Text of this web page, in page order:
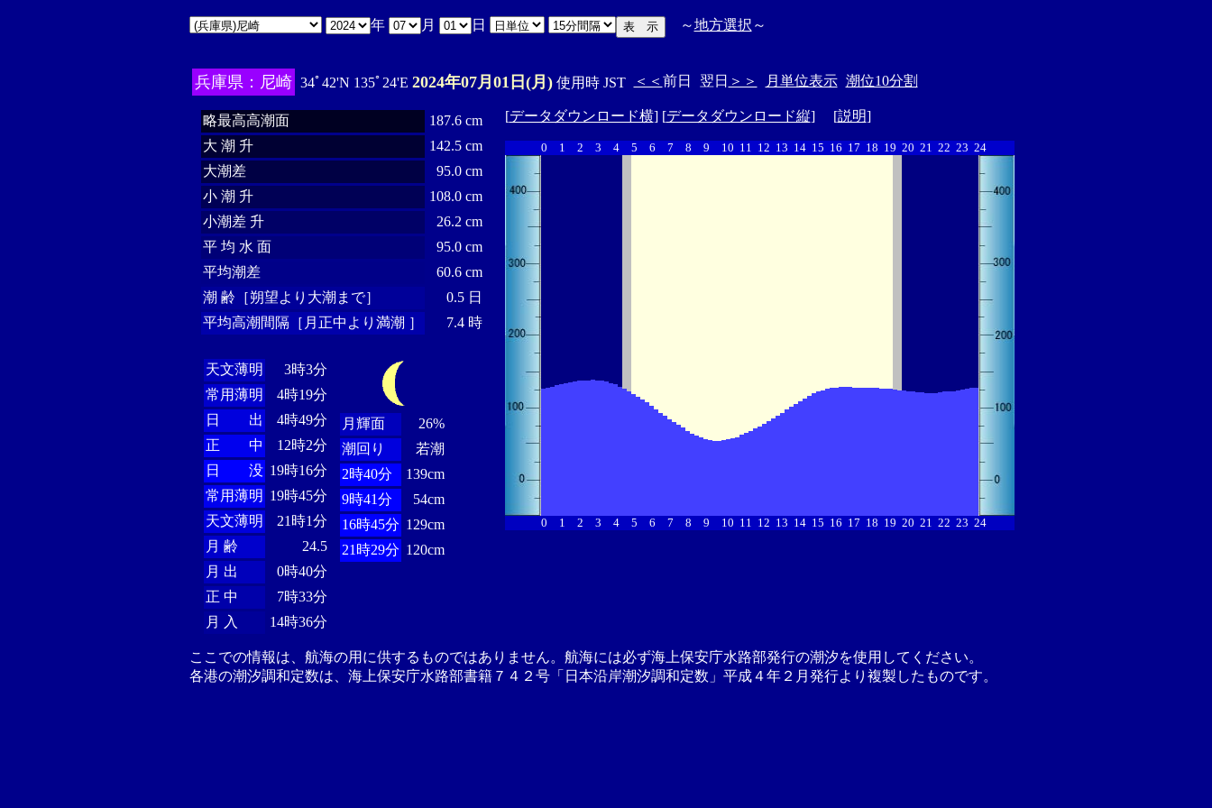
年 月 日 ～地方選択 ～
兵庫県：尼崎 34ﾟ42'N 135ﾟ24'E 2024年07月01日(月)使用時 JST ＜＜ 前日 翌日 ＞＞ 月単位表示 潮位10分割
略最高高潮面
187.6 cm
大 潮 升
142.5 cm
大潮差
95.0 cm
小 潮 升
108.0 cm
小潮差 升
26.2 cm
平 均 水 面
95.0 cm
平均潮差
60.6 cm
潮 齢［朔望より大潮まで］
0.5 日
平均高潮間隔［月正中より満潮 ］
7.4 時
天文薄明
3時3分
常用薄明
4時19分
日 出
4時49分
正 中
12時2分
日 没 19時16分
常用薄明 19時45分
天文薄明
21時1分
月 齢
24.5
月 出
0時40分
正 中
7時33分
月 入
14時36分
月輝面
26%
潮回り
若潮
2時40分
139cm
9時41分
54cm
16時45分 129cm
21時29分 120cm
[データダウンロード横] [データダウンロード縦] [説明]
0 1 2 3 4 5 6 7 8 9 10 11 12 13 14 15 16 17 18 19 20 21 22 23 24
0 1 2 3 4 5 6 7 8 9 10 11 12 13 14 15 16 17 18 19 20 21 22 23 24
ここでの情報は、航海の用に供するものではありません。航海には必ず海上保安庁水路部発行の潮汐を使用してください。
各港の潮汐調和定数は、海上保安庁水路部書籍７４２号「日本沿岸潮汐調和定数」平成４年２月発行より複製したものです。